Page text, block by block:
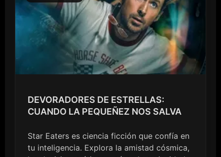
DEVORADORES DE ESTRELLAS:
CUANDO LA PEQUEÑEZ NOS SALVA
Star Eaters es ciencia ficción que confía en
tu inteligencia. Explora la amistad cósmica,